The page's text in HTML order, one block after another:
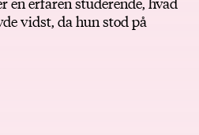
vidst, da hun stod på